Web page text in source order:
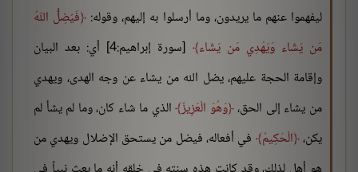
ليفهموا عنهم ما يريدون، وما أرسلوا به إليهم، وقوله: فَيُضِلُّ اللّهُ
مَن يَشَاء وَيَهْدِي مَن يَشَاء
[سورة إبراهيم:4] أي: بعد البيان
وإقامة الحجة عليهم، يضل الله من يشاء عن وجه الهدى، ويهدي
من يشاء إلى الحق، وَهُوَ الْعَزِيزُ الذي ما شاء كان، وما لم يشأ لم
يكن، الْحَكِيمُ في أفعاله، فيضل من يستحق الإضلال ويهدي من